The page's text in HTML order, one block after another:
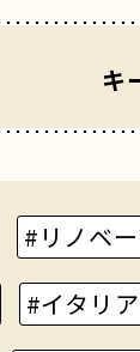
キ
#リノベ
#イタリ